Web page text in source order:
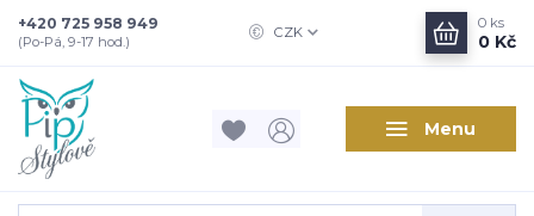
Menu
CZK
+420 725 958 949
(Po-Pá, 9-17 hod.)
0 ks
0 Kč